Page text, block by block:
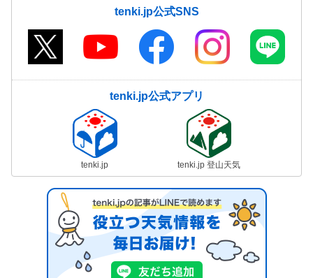
tenki.jp公式SNS
tenki.jp公式アプリ
tenki.jp tenki.jp 登山天気